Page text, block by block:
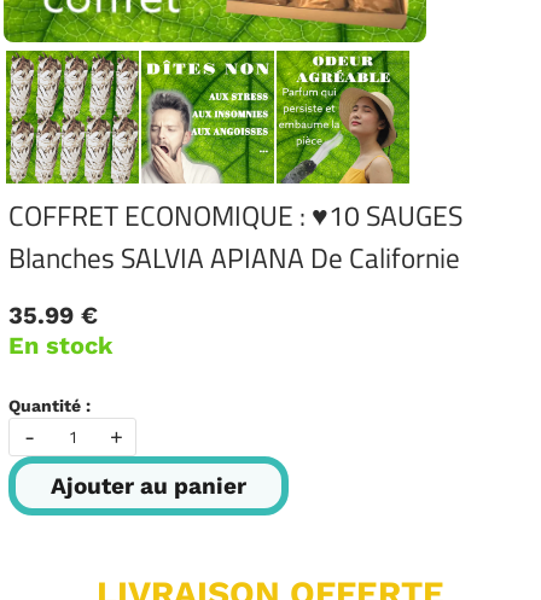
COFFRET ECONOMIQUE : ♥10 SAUGES
Blanches SALVIA APIANA De Californie
35.99 €
En stock
Quantité :
- +
Ajouter au panier